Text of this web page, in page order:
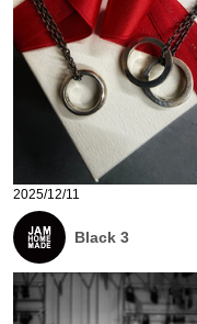
2025/12/11
Black 3